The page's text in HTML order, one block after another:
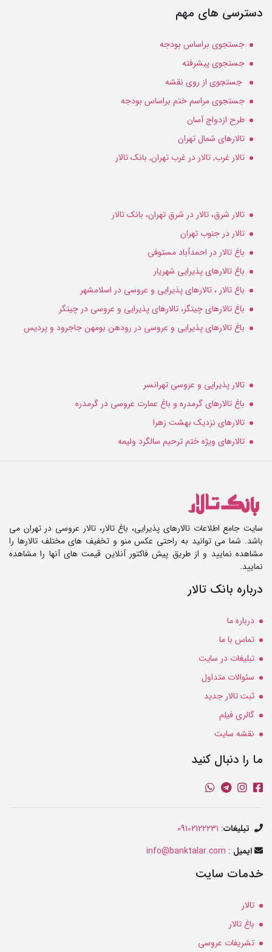
دسترسی های مهم
جستجوی براساس بودجه
جستجوی پیشرفته
جستجوی از روی نقشه
جستجوی مراسم ختم براساس بودجه
طرح ازدواج آسان
تالارهای شمال تهران
تالار غرب, تالار در غرب تهران, بانک تالار
تالار شرق، تالار در شرق تهران، بانک تالار
تالار در جنوب تهران
باغ تالار در احمدآباد مستوفی
باغ تالارهای پذیرایی شهریار
باغ تالار ، تالارهای پذیرایی و عروسی در اسلامشهر
باغ تالارهای چیتگر، تالارهای پذیرایی و عروسی در چیتگر
باغ تالارهای پذیرایی و عروسی در رودهن بومهن جاجرود و پردیس
تالار پذیرایی و عروسی تهرانسر
باغ تالارهای گرمدره و باغ عمارت عروسی در گرمدره
تالارهای نزدیک بهشت زهرا
تالارهای ویژه ختم ترحیم سالگرد ولیمه
سایت جامع اطلاعات تالارهای پذیرایی، باغ تالار، تالار عروسی در تهران می
باشد. شما می توانید به راحتی عکس منو و تخفیف های مختلف تالارها را
مشاهده نمایید و از طریق پیش فاکتور آنلاین قیمت های آنها را مشاهده
نمایید.
درباره بانک تالار
درباره ما
تماس با ما
تبلیغات در سایت
سئوالات متداول
ثبت تالار جدید
گالری فیلم
نقشه سایت
ما را دنبال کنید
تبلیغات:
09102122231
ایمیل :
info@banktalar.com
خدمات سایت
تالار
باغ تالار
تشریفات عروسی